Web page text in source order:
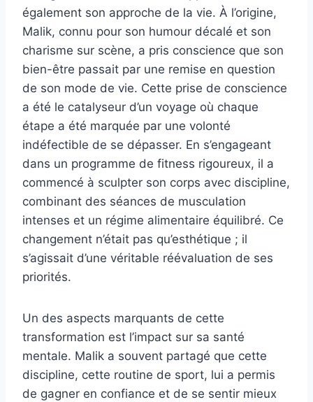
également son approche de la vie. À l’origine,
Malik, connu pour son humour décalé et son
charisme sur scène, a pris conscience que son
bien-être passait par une remise en question
de son mode de vie. Cette prise de conscience
a été le catalyseur d’un voyage où chaque
étape a été marquée par une volonté
indéfectible de se dépasser. En s’engageant
dans un programme de fitness rigoureux, il a
commencé à sculpter son corps avec discipline,
combinant des séances de musculation
intenses et un régime alimentaire équilibré. Ce
changement n’était pas qu’esthétique ; il
s’agissait d’une véritable réévaluation de ses
priorités.
Un des aspects marquants de cette
transformation est l’impact sur sa santé
mentale. Malik a souvent partagé que cette
discipline, cette routine de sport, lui a permis
de gagner en confiance et de se sentir mieux